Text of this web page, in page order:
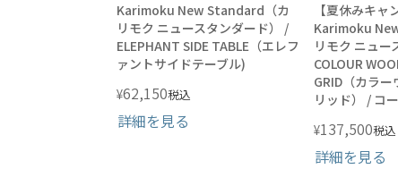
Karimoku New Standard（カ
リモク ニュースタンダード） /
ELEPHANT SIDE TABLE（エレフ
ァントサイドテーブル)
¥62,150税込
詳細を見る
【夏休みキャ
Karimoku
リモク ニュー
COLOUR
GRID（カラ
リッド） / コ
¥137,500税込
詳細を見る